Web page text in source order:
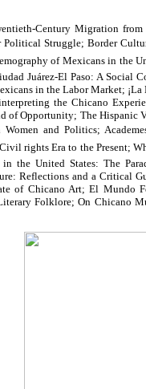
Century Migration
Struggle; Border
of Mexicans in the
Juárez-El Paso: A Social
in the Labor Market;
the Chicano
of Opportunity; The Hispanic
and Politics;
rights Era to the Present;
the United States: The
Reflections and a Critical
of Chicano Art; El Mundo
Folklore; On Chicano